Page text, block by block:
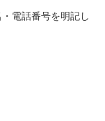
電話番号を明記し